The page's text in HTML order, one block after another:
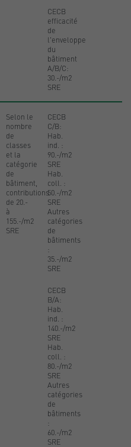
CECB
efficacité
de
l'enveloppe
du
bâtiment
A/B/C:
30.-/m2
SRE
Selon le
nombre
de
classes
et la
catégorie
de
bâtiment,
contributions
de 20.-
à
155.-/m2
SRE
CECB
C/B:
Hab.
ind. :
90.-/m2
SRE
Hab.
coll. :
50.-/m2
SRE
Autres
catégories
de
bâtiments
:
35.-/m2
SRE
CECB
B/A:
Hab.
ind. :
140.-/m2
SRE
Hab.
coll. :
80.-/m2
SRE
Autres
catégories
de
bâtiments
:
60.-/m2
SRE